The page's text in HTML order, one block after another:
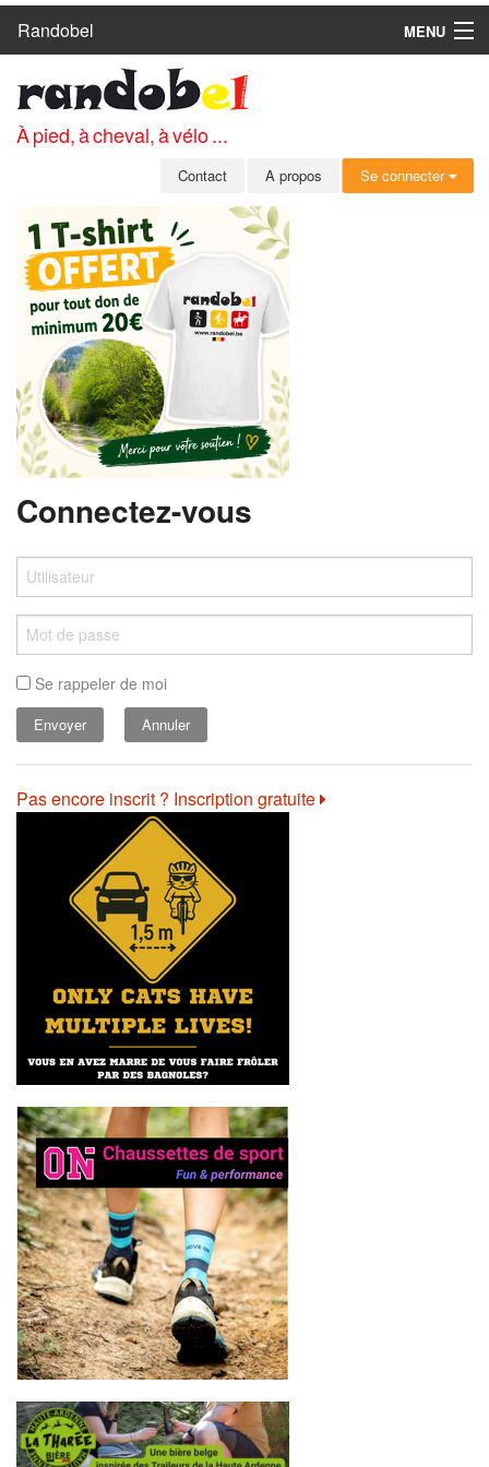
Randobel
MENU
CIRCUITS
CLUBS
MEMBRES
SE CONNECTER
INSCRIPTION GRATUITE
MOT DE PASSE OUBLIÉ
À pied, à cheval, à vélo ...
Contact A propos Se connecter
Connectez-vous
Se rappeler de moi
Annuler
Pas encore inscrit ? Inscription gratuite